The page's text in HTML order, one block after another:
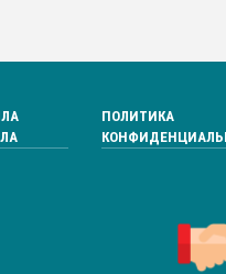
ПОЛИТИКА